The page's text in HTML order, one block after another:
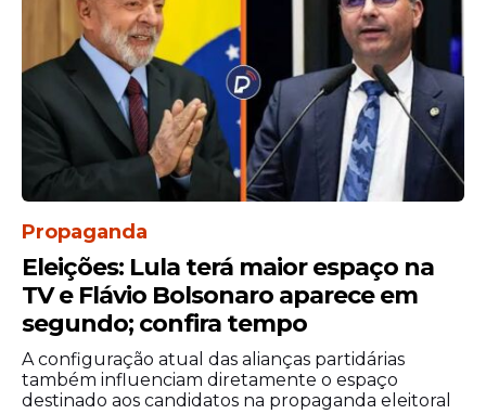
comprovar renda familiar na Comissão
Permanente de Supervisão e
Acompanhamento (CPSA) da instituição
privada.
No entanto, o estudante deverá
comparecer à comissão para validar as
demais informações no mesmo prazo, de 8
a 11 de maio.
Propaganda
Eleições: Lula terá maior espaço na
TV e Flávio Bolsonaro aparece em
segundo; confira tempo
A configuração atual das alianças partidárias
também influenciam diretamente o espaço
destinado aos candidatos na propaganda eleitoral